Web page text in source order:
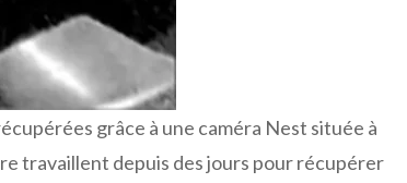
grâce à une caméra Nest située à
travaillent depuis des jours pour récupérer